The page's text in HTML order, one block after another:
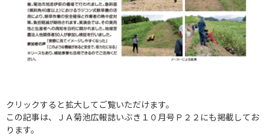
クリックすると拡大してご覧いただけます。
この記事は、ＪＡ菊池広報誌いぶき１０月号Ｐ２２にも掲載してお
ります。